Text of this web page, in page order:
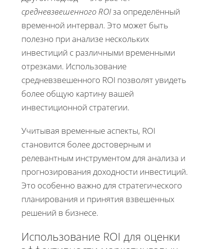
средневзвешенного ROIза определённый
временной интервал. Это может быть
полезно при анализе нескольких
инвестиций с различными временными
отрезками. Использование
средневзвешенного ROI позволят увидеть
более общую картину вашей
инвестиционной стратегии.
Учитывая временные аспекты, ROI
становится более достоверным и
релевантным инструментом для анализа и
прогнозирования доходности инвестиций.
Это особенно важно для стратегического
планирования и принятия взвешенных
решений в бизнесе.
Использование ROI для оценки